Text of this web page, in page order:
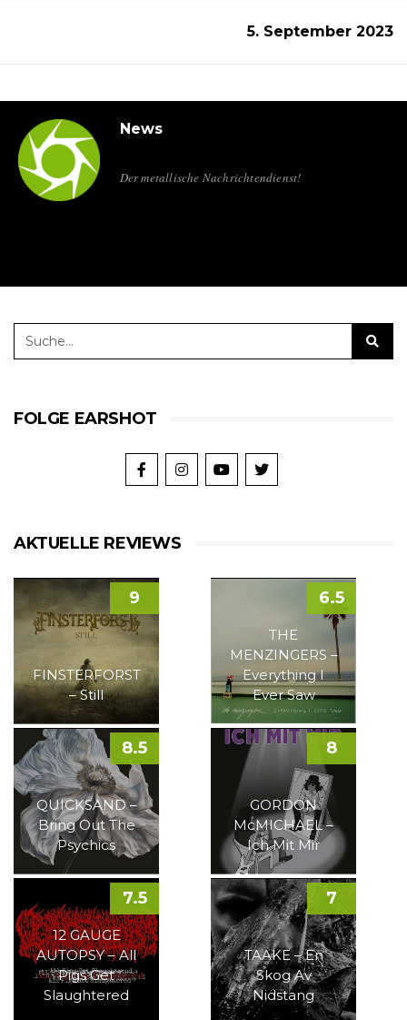
5. September 2023
News
Der metallische Nachrichtendienst!
FOLGE EARSHOT
AKTUELLE REVIEWS
FINSTERFORST
– Still
9
THE
MENZINGERS –
Everything I
Ever Saw
6.5
QUICKSAND –
Bring Out The
Psychics
8.5
GORDON
McMICHAEL –
Ich Mit Mir
8
12 GAUGE
AUTOPSY – All
Pigs Get
Slaughtered
7.5
TAAKE – En
Skog Av
Nidstang
7